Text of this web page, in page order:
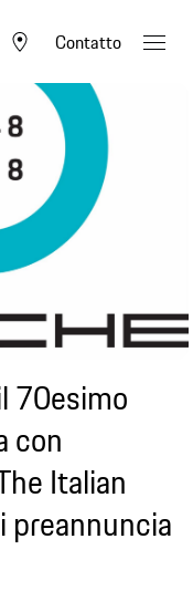
Contatto
70esimo
con
Italian
preannuncia